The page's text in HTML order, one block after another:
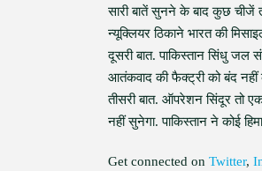
सारी बातें सुनने के बाद कुछ चीजें
न्यूक्लियर ठिकाने भारत की
दूसरी बात. पाकिस्तान सिंधु
आतंकवाद की फैक्ट्री को बंद नहीं
तीसरी बात. ऑपरेशन सिंदूर तो
नहीं सुनेगा. पाकिस्तान ने कोई
Get connected on Twitter,